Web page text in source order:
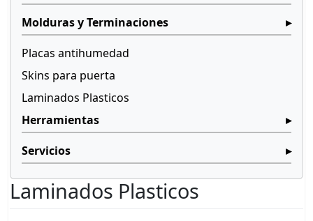
Molduras y Terminaciones
Placas antihumedad
Skins para puerta
Laminados Plasticos
Herramientas
Servicios
Laminados Plasticos